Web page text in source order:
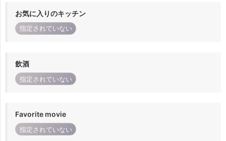
お気に入りのキッチン
指定されていない
飲酒
指定されていない
Favorite movie
指定されていない